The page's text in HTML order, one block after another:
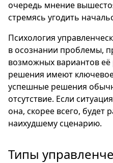
очередь мнение
стремясь угодить
Психология
в осознании проблемы,
возможных вариантов
решения имеют
успешные решения
отсутствие. Если
она, скорее всего, будет
наихудшему сценарию.
Типы